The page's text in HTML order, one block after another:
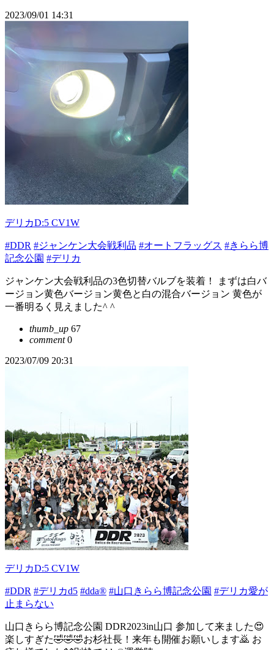
2023/09/01 14:31
デリカD:5 CV1W
#DDR #ジャンケン大会戦利品 #オートフラッグス #きらら博
記念公園 #デリカ
ジャンケン大会戦利品の3色切替バルブを装着！ まずは白バ
ージョン黄色バージョン黄色と白の混合バージョン 黄色が
一番明るく見えました^ ^
thumb_up 67
comment0
2023/07/09 20:31
デリカD:5 CV1W
#DDR #デリカd5 #dda®︎ #山口きらら博記念公園 #デリカ愛が
止まらない
山口きらら博記念公園 DDR2023in山口 参加して来ました😍
楽しすぎた🤣🤣🤣お杉社長！来年も開催お願いします🙇 お